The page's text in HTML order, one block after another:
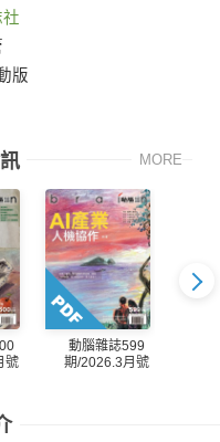
版
MORE
號
動腦雜誌599
期/2026.3月號